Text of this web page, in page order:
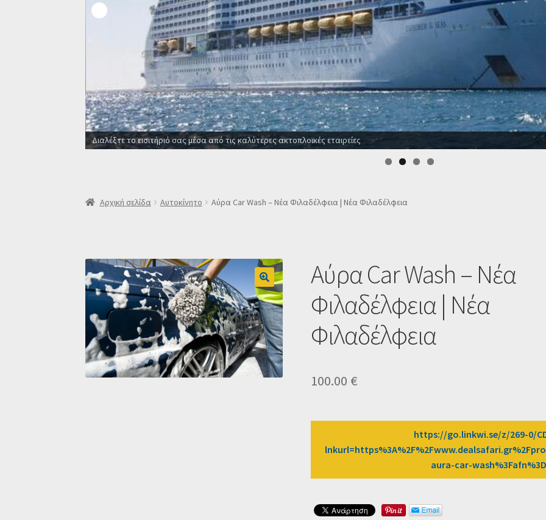
Οι καλύτερες προσφορές σε ξενοδοχεία για όλο το χρόνο
Αρχική σελίδα Αυτοκίνητο Αύρα Car Wash – Νέα Φιλαδέλφεια | Νέα Φιλαδέλφεια
Αύρα Car Wash – Νέα
Φιλαδέλφεια | Νέα
Φιλαδέλφεια
100.00 €
https://go.linkwi.se/z/269-0/
aura-car-